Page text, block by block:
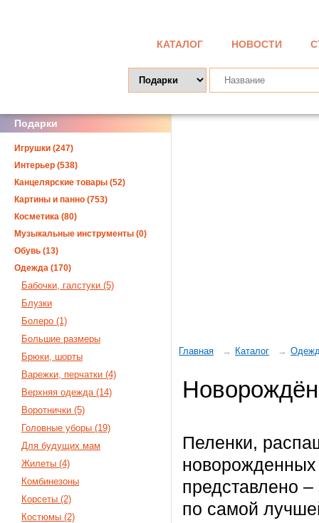
КАТАЛОГ НОВОСТИ
Главная Каталог
Пеленки,
представлено
по самой
Подарки
Игрушки (247)
Интерьер (538)
Канцелярские товары (52)
Картины и панно (753)
Косметика (80)
Музыкальные инструменты (0)
Обувь (13)
Одежда (170)
Бабочки, галстуки (5)
Блузки
Болеро (1)
Большие размеры
Брюки, шорты
Варежки, перчатки (4)
Верхняя одежда (14)
Воротнички (5)
Головные уборы (19)
Для будущих мам
Жилеты (4)
Комбинезоны
Корсеты (2)
Костюмы (2)